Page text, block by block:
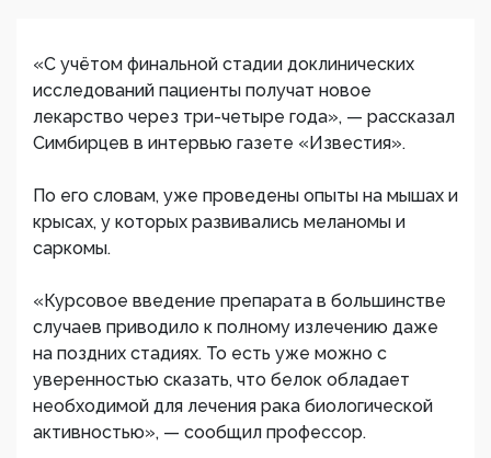
«С учётом финальной стадии доклинических
исследований пациенты получат новое
лекарство через три-четыре года», — рассказал
Симбирцев в интервью газете «Известия».
По его словам, уже проведены опыты на мышах и
крысах, у которых развивались меланомы и
саркомы.
«Курсовое введение препарата в большинстве
случаев приводило к полному излечению даже
на поздних стадиях. То есть уже можно с
уверенностью сказать, что белок обладает
необходимой для лечения рака биологической
активностью», — сообщил профессор.